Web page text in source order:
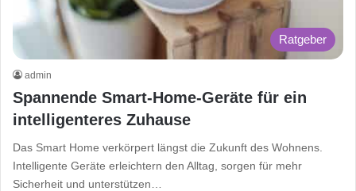
Ratgeber
admin
Spannende Smart-Home-Geräte für ein
intelligenteres Zuhause
Das Smart Home verkörpert längst die Zukunft des Wohnens.
Intelligente Geräte erleichtern den Alltag, sorgen für mehr
Sicherheit und unterstützen…